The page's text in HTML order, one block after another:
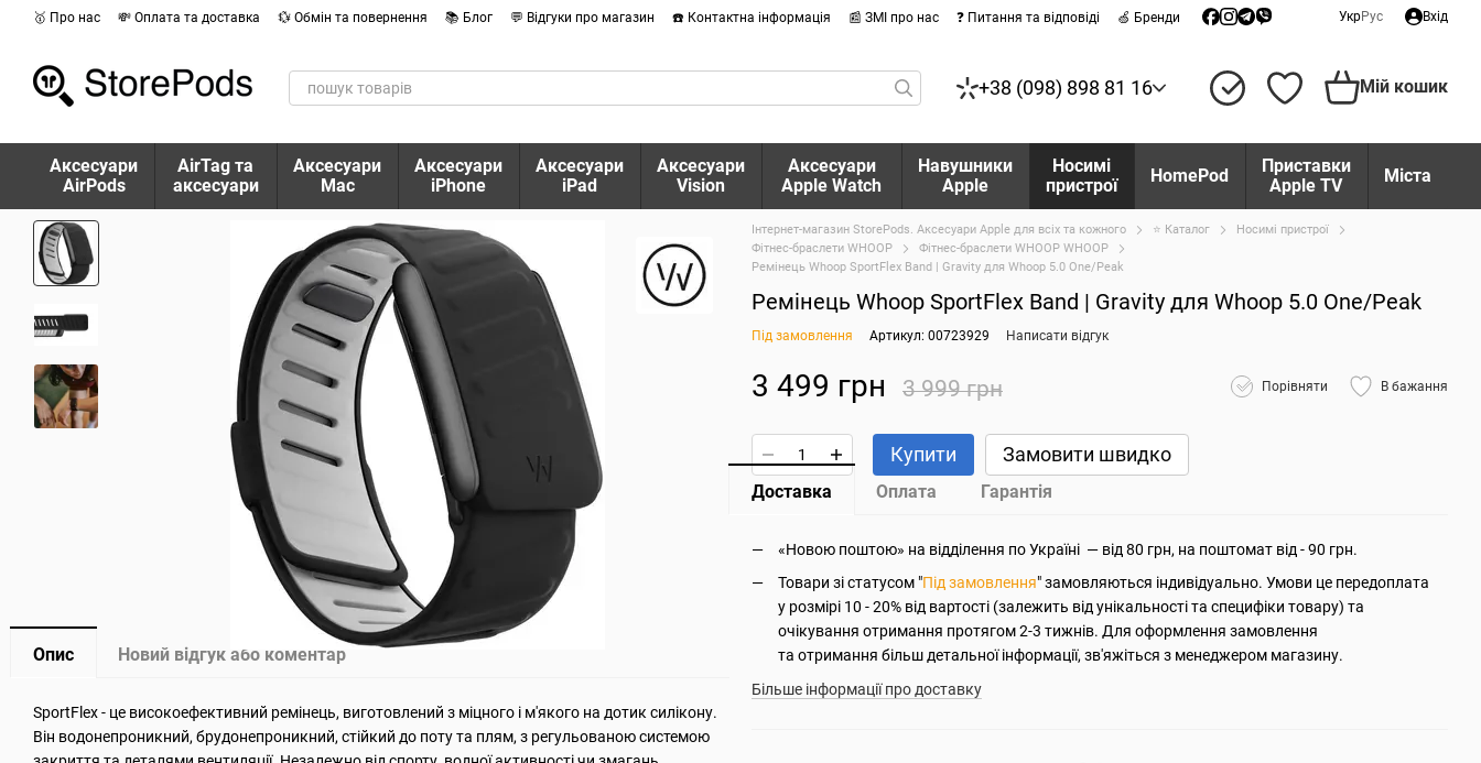
Перейти до основного контенту
🥇 Про нас 💸 Оплата та доставка 💱 Обмін та повернення 📚 Блог 💬 Відгуки про магазин ☎️ Контактна інформація 📰 ЗМІ про нас ❓ Питання та відповіді 🍏 Бренди УкрРус Вхід
+38 (098) 898 81 16 Мій кошик
Аксесуари
AirPods
AirTag та
аксесуари
Аксесуари
Mac
Аксесуари
iPhone
Аксесуари
iPad
Аксесуари
Vision
Аксесуари
Apple Watch
Навушники
Apple
Носимі
пристрої
HomePod
Приставки
Apple TV
Міста
Опис Новий відгук або коментар
SportFlex - це високоефективний ремінець, виготовлений з міцного і м'якого на дотик силікону.
Він водонепроникний, брудонепроникний, стійкий до поту та плям, з регульованою системою
Інтернет-магазин StorePods. Аксесуари Apple для всіх та кожного ⭐ Каталог
Носимі пристрої
Фітнес-браслети WHOOP
Фітнес-браслети WHOOP WHOOP
Ремінець Whoop SportFlex Band | Gravity для Whoop 5.0 One/Peak
Ремінець Whoop SportFlex Band | Gravity для Whoop 5.0 One/Peak
Під замовлення Артикул: 00723929 Написати відгук
3 499 грн 3 999 грн Порівняти В бажання
Купити Замовити швидко
Доставка Оплата Гарантія
«Новою поштою» на відділення по Україні — від 80 грн, на поштомат від - 90 грн.
Товари зі статусом "Під замовлення" замовляються індивідуально. Умови це передоплата
у розмірі 10 - 20% від вартості (залежить від унікальності та специфіки товару) та
очікування отримання протягом 2-3 тижнів. Для оформлення замовлення
та отримання більш детальної інформації, зв'яжіться з менеджером магазину.
Більше інформації про доставку